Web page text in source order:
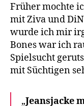
Früher mochte
mit Ziva und
wurde ich mir
Bones war ich
Spielsucht
mit Süchtigen
„Jeansjacke